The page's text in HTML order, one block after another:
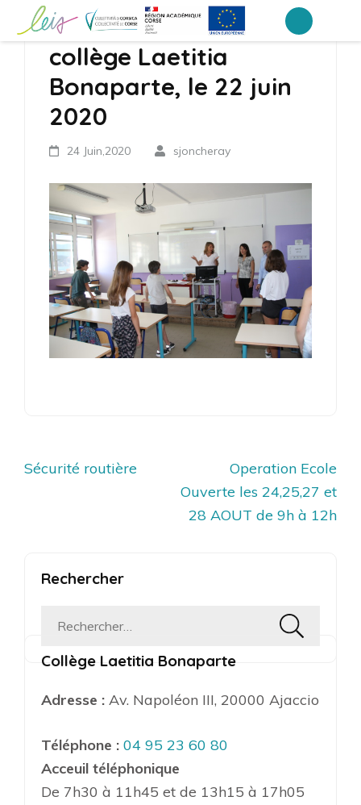
contenu
(Pressez
Collège Laetitia Bonaparte – Ajaccio
Reprise des cours au
collège Laetitia
Bonaparte, le 22 juin
2020
24 Juin,2020 sjoncheray
Navigation
Sécurité routière
Operation Ecole
Ouverte les 24,25,27 et
28 AOUT de 9h à 12h
Rechercher
Rechercher :
Collège Laetitia Bonaparte
Adresse : Av. Napoléon III, 20000 Ajaccio
Téléphone : 04 95 23 60 80
Acceuil téléphonique
De 7h30 à 11h45 et de 13h15 à 17h05